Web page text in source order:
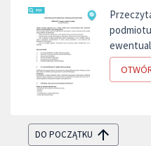
DO POCZĄTKU